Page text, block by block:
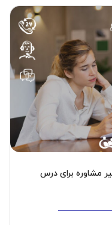
مشاوره برای درس